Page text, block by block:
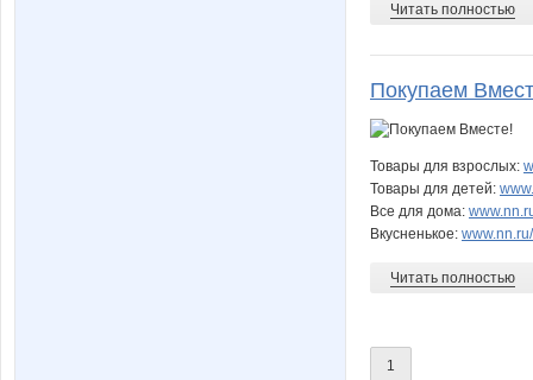
Читать полностью
Покупаем
Товары для взрослых:
Товары для детей:
Все для дома:
Вкусненькое:
Читать полностью
1